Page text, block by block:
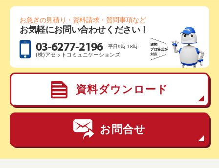
お急ぎの見積り・資料請求・質問事項など
お気軽にお問い合わせください！
03-6277-2196 平日9時-18時
(株)アセットコミュニケーションズ
資料ダウンロード
お問合せ